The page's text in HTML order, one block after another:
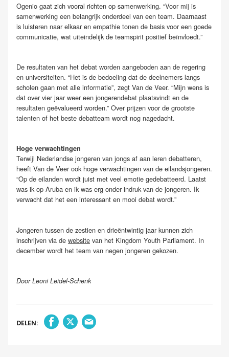
Ogenio gaat zich vooral richten op samenwerking. “Voor mij is
samenwerking een belangrijk onderdeel van een team. Daarnaast
is luisteren naar elkaar en empathie tonen de basis voor een goede
communicatie, wat uiteindelijk de teamspirit positief beïnvloedt.”
De resultaten van het debat worden aangeboden aan de regering
en universiteiten. “Het is de bedoeling dat de deelnemers langs
scholen gaan met alle informatie”, zegt Van de Veer. “Mijn wens is
dat over vier jaar weer een jongerendebat plaatsvindt en de
resultaten geëvalueerd worden.” Over prijzen voor de grootste
talenten of het beste debatteam wordt nog nagedacht.
Hoge verwachtingen
Terwijl Nederlandse jongeren van jongs af aan leren debatteren,
heeft Van de Veer ook hoge verwachtingen van de eilandsjongeren.
“Op de eilanden wordt juist met veel emotie gedebatteerd. Laatst
was ik op Aruba en ik was erg onder indruk van de jongeren. Ik
verwacht dat het een interessant en mooi debat wordt.”
Jongeren tussen de zestien en drieëntwintig jaar kunnen zich
inschrijven via de website van het Kingdom Youth Parliament. In
december wordt het team van negen jongeren gekozen.
Door Leoni Leidel-Schenk
DELEN: